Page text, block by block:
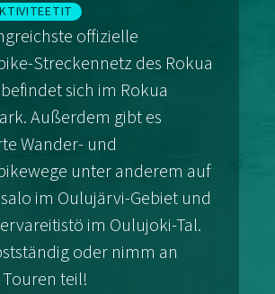
offizielle
Streckennetz des Rokua
sich im Rokua
Außerdem gibt es
Wander- und
unter anderem auf
im Oulujärvi-Gebiet und
im Oulujoki-Tal.
oder nimm an
teil!